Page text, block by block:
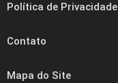
Política de Privacidade
Contato
Mapa do Site